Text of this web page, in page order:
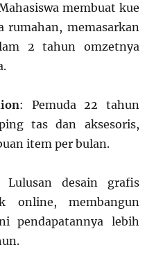
membuat kue
rumahan, memasarkan
2 tahun omzetnya
: Pemuda 22 tahun
tas dan aksesoris,
item per bulan.
Lulusan desain grafis
online, membangun
pendapatannya lebih